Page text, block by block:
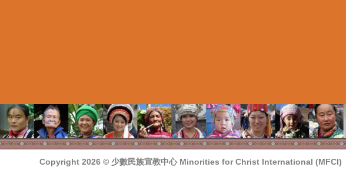
Copyright 2026 © 少數民族宣教中心 Minorities for Christ International (MFCI)